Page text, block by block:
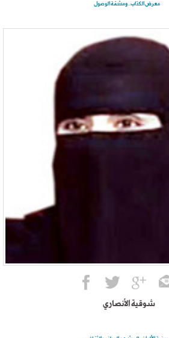
معرض الكتاب.. ومشقة الوصول
شوقية الأنصاري